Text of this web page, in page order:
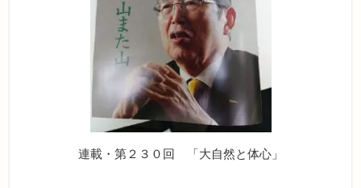
連載・第２３０回 「大自然と体心」